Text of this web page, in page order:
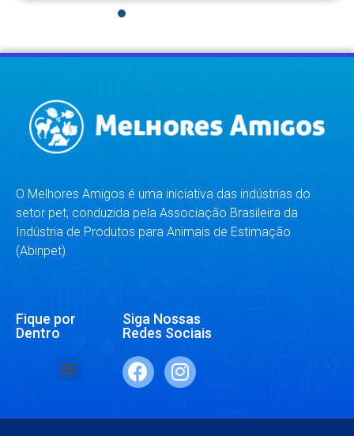
O Melhores Amigos é uma iniciativa das indústrias do
setor pet, conduzida pela Associação Brasileira da
Indústria de Produtos para Animais de Estimação
(Abinpet).
Fique por
Dentro
Siga Nossas
Redes Sociais